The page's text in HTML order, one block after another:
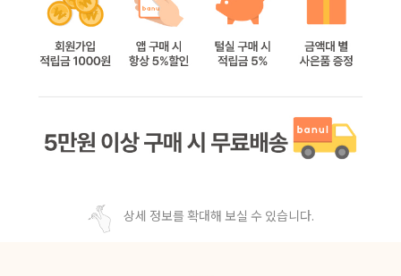
상세 정보를 확대해 보실 수 있습니다.